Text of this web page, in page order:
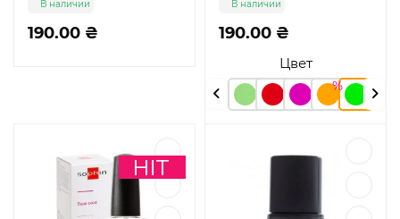
190.00 ₴
В наличии
Цвет
190.00 ₴
В наличии